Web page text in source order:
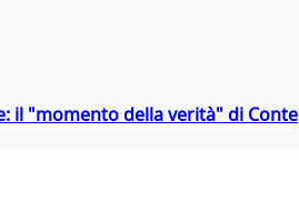
il "momento della verità" di Conte